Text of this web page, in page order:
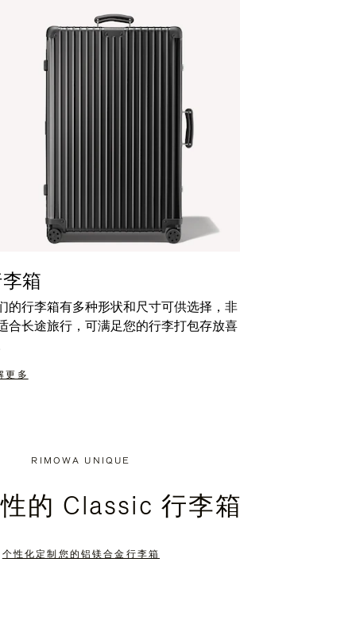
箱
的行李箱有多种形状和尺寸可供选择，非
合长途旅行，可满足您的行李打包存放喜
更多
RIMOWA UNIQUE
的 Classic 行李箱
个性化定制您的铝镁合金行李箱